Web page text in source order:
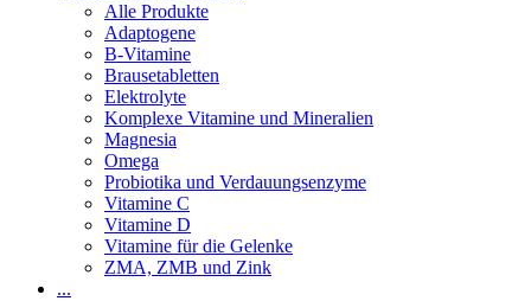
Alle Produkte
Adaptogene
B-Vitamine
Brausetabletten
Elektrolyte
Komplexe Vitamine und Mineralien
Magnesia
Omega
Probiotika und Verdauungsenzyme
Vitamine C
Vitamine D
Vitamine für die Gelenke
ZMA, ZMB und Zink
...